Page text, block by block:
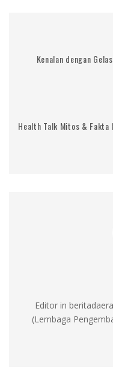
Kenalan dengan
Health Talk Mitos &
Editor in
(Lembaga